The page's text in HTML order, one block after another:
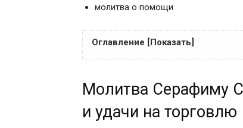
молитва о помощи
Оглавление [Показать]
Молитва Серафиму Саровскому о
Сохранить молитвы в социальных
Молитва Серафиму
и удачи на торговлю